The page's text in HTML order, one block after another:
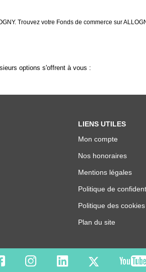
Trouvez votre Fonds de commerce sur
options s'offrent à vous :
LIENS UTILES
Mon compte
Nos honoraires
Mentions légales
Politique de
Politique des cookies
Plan du site